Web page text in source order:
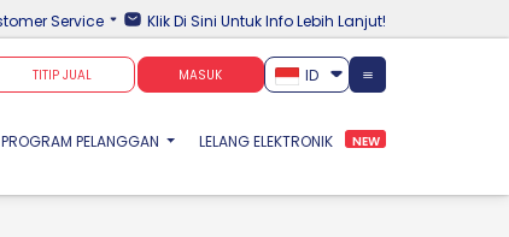
Service Klik Di Sini Untuk Info Lebih Lanjut!
TITIP JUAL MASUK ID
PROGRAM PELANGGAN LELANG ELEKTRONIK NEW